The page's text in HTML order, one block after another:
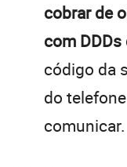
cobrar de
com
código da
do
comunicar.